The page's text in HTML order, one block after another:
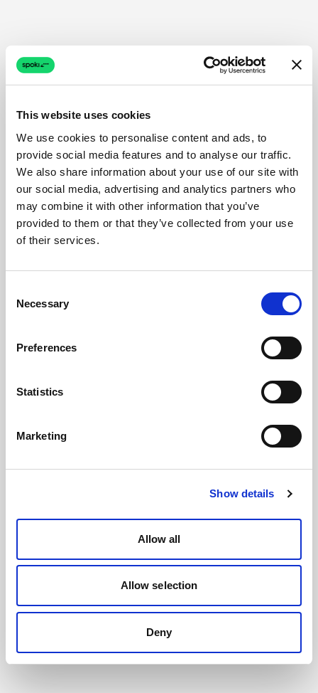
This website uses cookies
We use cookies to personalise content and ads, to
provide social media features and to analyse our traffic.
We also share information about your use of our site with
our social media, advertising and analytics partners who
may combine it with other information that you’ve
provided to them or that they’ve collected from your use
of their services.
Selection
Necessary
Preferences
Statistics
Marketing
Show details
Allow all
Allow selection
Deny